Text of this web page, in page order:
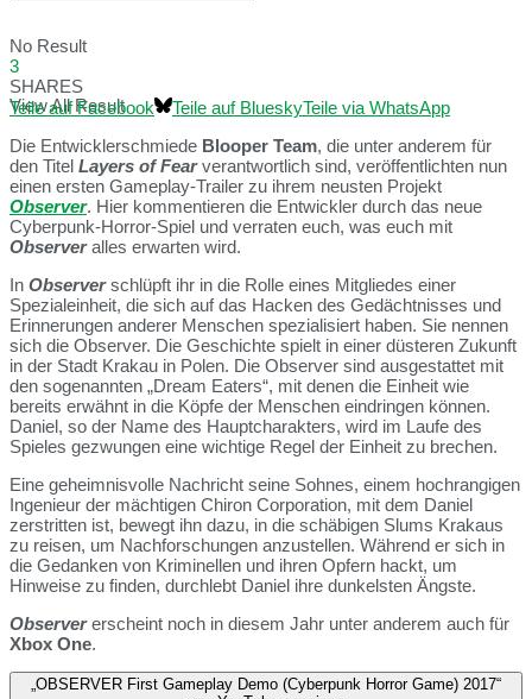
No Result
View All Result
3
SHARES
Teile auf Facebook
Teile auf BlueskyTeile via WhatsApp
Die Entwicklerschmiede Blooper Team, die unter anderem für
den Titel Layers of Fear verantwortlich sind, veröffentlichten nun
einen ersten Gameplay-Trailer zu ihrem neusten Projekt
Observer. Hier kommentieren die Entwickler durch das neue
Cyberpunk-Horror-Spiel und verraten euch, was euch mit
Observer alles erwarten wird.
In Observer schlüpft ihr in die Rolle eines Mitgliedes einer
Spezialeinheit, die sich auf das Hacken des Gedächtnisses und
Erinnerungen anderer Menschen spezialisiert haben. Sie nennen
sich die Observer. Die Geschichte spielt in einer düsteren Zukunft
in der Stadt Krakau in Polen. Die Observer sind ausgestattet mit
den sogenannten „Dream Eaters“, mit denen die Einheit wie
bereits erwähnt in die Köpfe der Menschen eindringen können.
Daniel, so der Name des Hauptcharakters, wird im Laufe des
Spieles gezwungen eine wichtige Regel der Einheit zu brechen.
Eine geheimnisvolle Nachricht seine Sohnes, einem hochrangigen
Ingenieur der mächtigen Chiron Corporation, mit dem Daniel
zerstritten ist, bewegt ihn dazu, in die schäbigen Slums Krakaus
zu reisen, um Nachforschungen anzustellen. Während er sich in
die Gedanken von Kriminellen und ihren Opfern hackt, um
Hinweise zu finden, durchlebt Daniel ihre dunkelsten Ängste.
Observer erscheint noch in diesem Jahr unter anderem auch für
Xbox One.
„OBSERVER First Gameplay Demo (Cyberpunk Horror Game) 2017“